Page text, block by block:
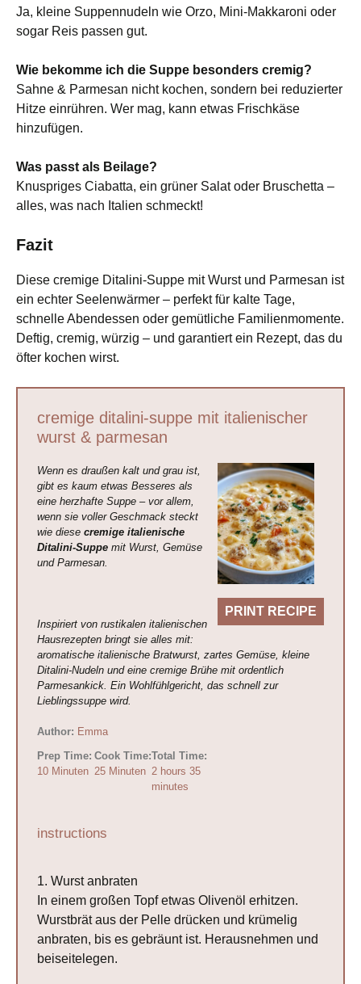
Ja, kleine Suppennudeln wie Orzo, Mini-Makkaroni oder
sogar Reis passen gut.
Wie bekomme ich die Suppe besonders cremig?
Sahne & Parmesan nicht kochen, sondern bei reduzierter
Hitze einrühren. Wer mag, kann etwas Frischkäse
hinzufügen.
Was passt als Beilage?
Knuspriges Ciabatta, ein grüner Salat oder Bruschetta –
alles, was nach Italien schmeckt!
Fazit
Diese cremige Ditalini-Suppe mit Wurst und Parmesan ist
ein echter Seelenwärmer – perfekt für kalte Tage,
schnelle Abendessen oder gemütliche Familienmomente.
Deftig, cremig, würzig – und garantiert ein Rezept, das du
öfter kochen wirst.
cremige ditalini-suppe mit italienischer
wurst & parmesan
PRINT RECIPE
Wenn es draußen kalt und grau ist,
gibt es kaum etwas Besseres als
eine herzhafte Suppe – vor allem,
wenn sie voller Geschmack steckt
wie diesecremige italienische
Ditalini-Suppe mit Wurst, Gemüse
und Parmesan.
Inspiriert von rustikalen italienischen
Hausrezepten bringt sie alles mit:
aromatische italienische Bratwurst, zartes Gemüse, kleine
Ditalini-Nudeln und eine cremige Brühe mit ordentlich
Parmesankick. Ein Wohlfühlgericht, das schnell zur
Lieblingssuppe wird.
Author: Emma
Prep Time:
10 Minuten
Cook Time:
25 Minuten
Total Time:
2 hours 35
minutes
instructions
1. Wurst anbraten
In einem großen Topf etwas Olivenöl erhitzen.
Wurstbrät aus der Pelle drücken und krümelig
anbraten, bis es gebräunt ist. Herausnehmen und
beiseitelegen.